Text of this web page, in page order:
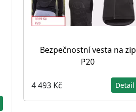
Bezpečnostní vesta na zip
P20
4 493 Kč Detail